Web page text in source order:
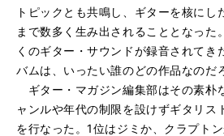
トピックとも共鳴し、ギターを核にし
まで数多く生み出されることとなった
くのギター・サウンドが録音されて
バムは、いったい誰のどの作品なのだ
ギター・マガジン編集部はその素朴
ャンルや年代の制限を設けずギタリス
を行なった。1位はジミか、クラプト